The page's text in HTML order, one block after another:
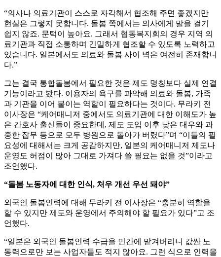
“의사나 의료기관이 스스로 자각해서 협조해 주면 좋겠지만
현실은 그렇지 못합니다. 돌봄 쪽에서는 의사에게 말을 걸기
쉽지 않죠. 문턱이 높아요. 그래서 협동복지회의 경우 지역 의
료기관과 직접 소통하며 긴밀하게 협조할 수 있도록 노력하고
있습니다. 일본에서도 의료와 돌봄 사이 벽은 여전히 존재합니
다.”
그는 결국 통합돌봄에서 필요한 것은 제도 명칭보다 실제 연결
기능이라고 봤다. 이용자의 욕구를 파악해 의료와 돌봄, 가족
과 기관을 이어 붙이는 역할이 필요하다는 것이다. 무라키 전
이사장은 “케어매니저 중에서도 의료기관에 대한 이해도가 높
은 간호사 출신들이 중요한데, 제도 도입 이후 낮은 대우와 과
중한 잡무 등으로 모두 병원으로 돌아가 버렸다”며 “이들의 필
요성에 대해서는 크게 공감하지만, 일본의 케어매니저 제도나
운영도 허점이 많아 그대로 가져다 쓸 필요는 없을 것”이라고
조언했다.
“돌봄 노동자에 대한 인식, 처우 개선 우선 돼야”
외국인 돌봄인력에 대해 무라키 전 이사장은 “충분히 역할을
할 수 있지만 제도와 운영에서 주의해야 할 필요가 있다”고 조
언했다.
“일본은 외국인 돌봄인력 수급을 민간에 맡겨버리니 값싼 노
동력으로만 보는 사업자들도 적지 않아요. 그런 식으로 인력을